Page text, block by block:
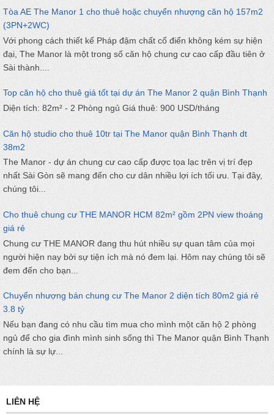
Tòa AE The Manor 1 cho thuê hoặc chuyển nhượng căn hộ 157m2
(3PN+2WC)
Với phong cách thiết kế Pháp đậm chất cổ điển không kém sự hiện
đại, The Manor là một trong số căn hộ chung cư cao cấp đầu tiên ở
Sài thành....
Top căn hộ cho thuê giá tốt tại dự án The Manor 2 quận Bình Thạnh
Diện tích: 82m² - 2 Phòng ngủ Giá thuê: 900 USD/tháng
Căn hộ studio cho thuê 10tr tại The Manor quận Bình Thạnh dt
38m2
The Manor - dự án chung cư cao cấp được tọa lạc trên vị trí đẹp
nhất Sài Gòn sẽ mang đến cho cư dân nhiều lợi ích tối ưu. Tại đây,
chúng tôi...
Cho thuê chung cư THE MANOR HCM 82m² gồm 2PN view thoáng
giá rẻ
Chung cư THE MANOR đang thu hút nhiều sự quan tâm của mọi
người hiện nay bởi sự tiện ích mà nó đem lại. Hôm nay chúng tôi sẽ
đem đến cho bạn...
Chuyển nhượng bán chung cư The Manor 2 diện tích 80m2 giá rẻ
3.8 tỷ
Nếu bạn đang có nhu cầu tìm mua cho mình một căn hộ 2 phòng
ngủ để cho gia đình mình sinh sống thì The Manor quận Bình Thạnh
chính là sự lự...
LIÊN HỆ